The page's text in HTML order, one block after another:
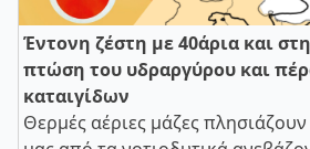
Έντονη ζέστη με 40άρια και
πτώση του υδραργύρου και
καταιγίδων
Θερμές αέριες μάζες